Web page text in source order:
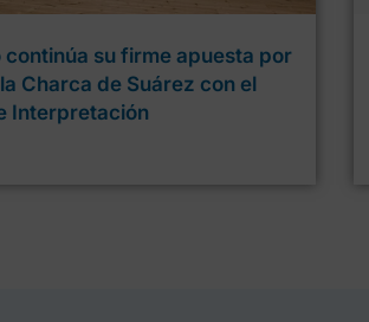
continúa su firme apuesta por
Charca de Suárez con el
Interpretación